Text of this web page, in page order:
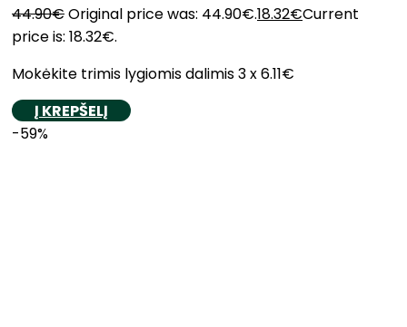
44.90€Original price was: 44.90€.18.32€Current
price is: 18.32€.
Mokėkite trimis lygiomis dalimis 3 x 6.11€
Į KREPŠELĮ
-59%